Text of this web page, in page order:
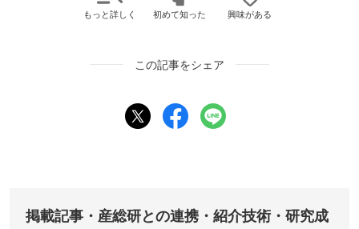
もっと詳しく 初めて知った 興味がある
この記事をシェア
掲載記事・産総研との連携・紹介技術・研究成